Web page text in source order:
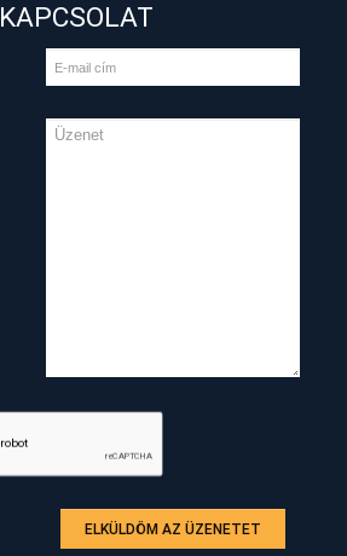
KAPCSOLAT
ELKÜLDÖM AZ ÜZENETET